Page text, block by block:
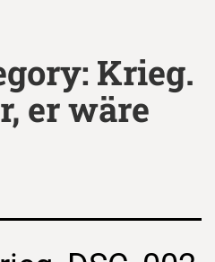
Krieg.
er wäre